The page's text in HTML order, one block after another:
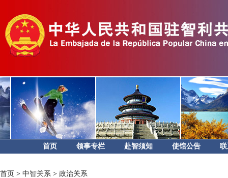
首页 领事专栏 赴智须知 使馆公告
首页 > 中智关系 > 政治关系